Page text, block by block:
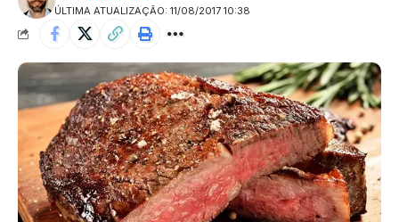
ÚLTIMA ATUALIZAÇÃO: 11/08/2017 10:38